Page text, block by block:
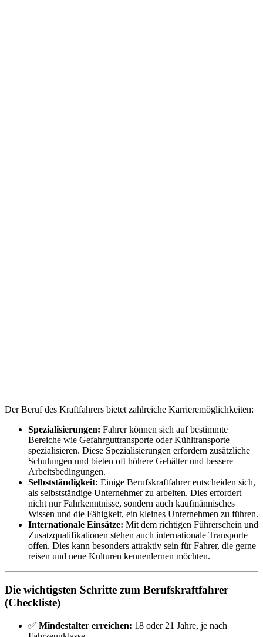
Der Beruf des Kraftfahrers bietet zahlreiche Karrieremöglichkeiten:
Spezialisierungen: Fahrer können sich auf bestimmte
Bereiche wie Gefahrguttransporte oder Kühltransporte
spezialisieren. Diese Spezialisierungen erfordern zusätzliche
Schulungen und bieten oft höhere Gehälter und bessere
Arbeitsbedingungen.
Selbstständigkeit: Einige Berufskraftfahrer entscheiden sich,
als selbstständige Unternehmer zu arbeiten. Dies erfordert
nicht nur Fahrkenntnisse, sondern auch kaufmännisches
Wissen und die Fähigkeit, ein kleines Unternehmen zu führen.
Internationale Einsätze: Mit dem richtigen Führerschein und
Zusatzqualifikationen stehen auch internationale Transporte
offen. Dies kann besonders attraktiv sein für Fahrer, die gerne
reisen und neue Kulturen kennenlernen möchten.
Die wichtigsten Schritte zum Berufskraftfahrer
(Checkliste)
✅ Mindestalter erreichen: 18 oder 21 Jahre, je nach